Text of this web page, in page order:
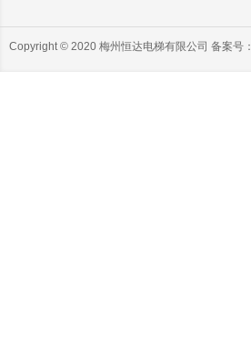
Copyright © 2020 梅州恒达电梯有限公司 备案号：